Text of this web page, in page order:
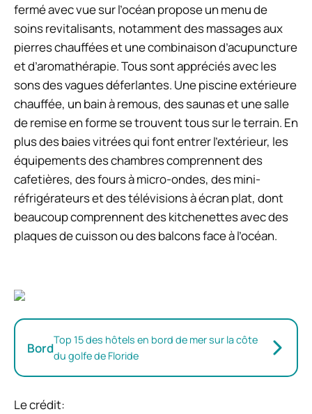
fermé avec vue sur l’océan propose un menu de
soins revitalisants, notamment des massages aux
pierres chauffées et une combinaison d’acupuncture
et d’aromathérapie. Tous sont appréciés avec les
sons des vagues déferlantes. Une piscine extérieure
chauffée, un bain à remous, des saunas et une salle
de remise en forme se trouvent tous sur le terrain. En
plus des baies vitrées qui font entrer l’extérieur, les
équipements des chambres comprennent des
cafetières, des fours à micro-ondes, des mini-
réfrigérateurs et des télévisions à écran plat, dont
beaucoup comprennent des kitchenettes avec des
plaques de cuisson ou des balcons face à l’océan.
BordTop 15 des hôtels en bord de mer sur la côte
du golfe de Floride
Le crédit: